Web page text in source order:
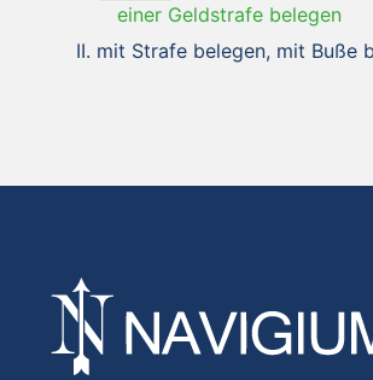
einer Geldstrafe belegen
mit Strafe belegen, mit Buße